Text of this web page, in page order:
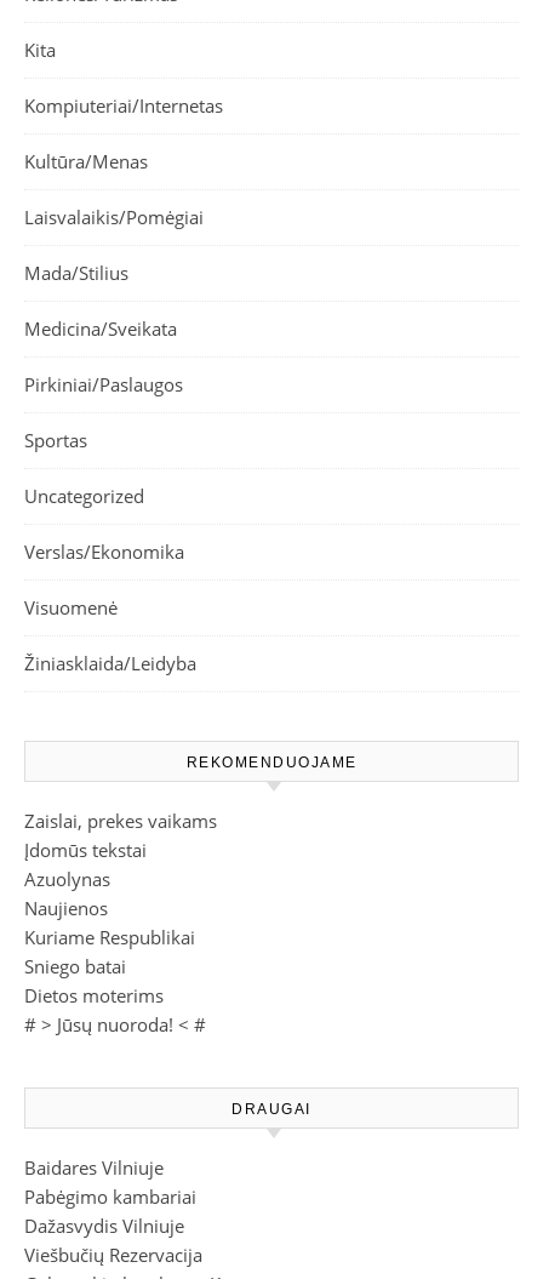
Kita
Kompiuteriai/Internetas
Kultūra/Menas
Laisvalaikis/Pomėgiai
Mada/Stilius
Medicina/Sveikata
Pirkiniai/Paslaugos
Sportas
Uncategorized
Verslas/Ekonomika
Visuomenė
Žiniasklaida/Leidyba
REKOMENDUOJAME
Zaislai, prekes vaikams
Įdomūs tekstai
Azuolynas
Naujienos
Kuriame Respublikai
Sniego batai
Dietos moterims
# > Jūsų nuoroda! < #
DRAUGAI
Baidares Vilniuje
Pabėgimo kambariai
Dažasvydis Vilniuje
Viešbučių Rezervacija